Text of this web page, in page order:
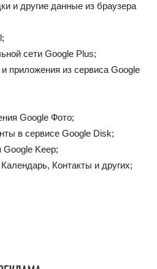
и другие данные из браузера
сети Google Plus;
приложения из сервиса Google
Google Фото;
в сервисе Google Disk;
Google Keep;
Контакты и других;